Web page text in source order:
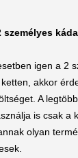
személyes
igen a 2
akkor
A
is csak a
olyan